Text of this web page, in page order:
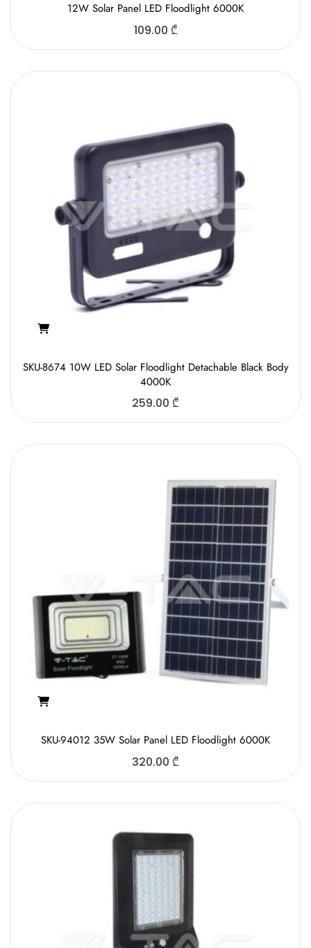
12W Solar Panel LED Floodlight 6000K
109.00 ₾
SKU-8674 10W LED Solar Floodlight Detachable Black Body
4000K
259.00 ₾
SKU-94012 35W Solar Panel LED Floodlight 6000K
320.00 ₾